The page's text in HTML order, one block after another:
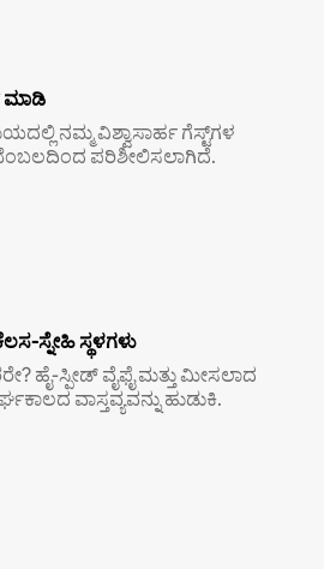
ಮಾಡಿ
ನಮ್ಮ ವಿಶ್ವಾಸಾರ್ಹ ಗೆಸ್ಟ್‌ಗಳ
ಪರಿಶೀಲಿಸಲಾಗಿದೆ.
ಸ್ನೇಹಿ ಸ್ಥಳಗಳು
ಹೈ-ಸ್ಪೀಡ್ ವೈಫೈ ಮತ್ತು ಮೀಸಲಾದ
ವಾಸ್ತವ್ಯವನ್ನು ಹುಡುಕಿ.